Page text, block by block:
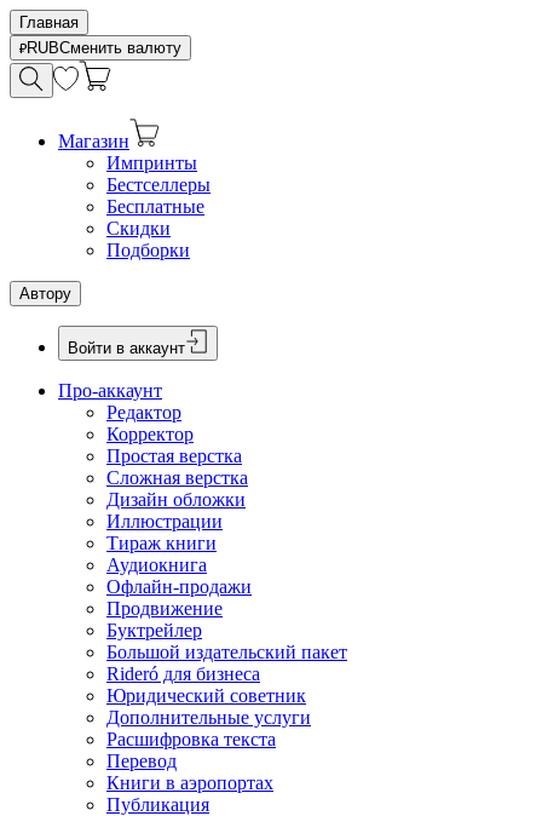
Главная
RUBСменить валюту
Магазин
Импринты
Бестселлеры
Бесплатные
Скидки
Подборки
Автору
Войти в аккаунт
Про-аккаунт
Редактор
Корректор
Простая верстка
Сложная верстка
Дизайн обложки
Иллюстрации
Тираж книги
Аудиокнига
Офлайн-продажи
Продвижение
Буктрейлер
Большой издательский пакет
Rideró для бизнеса
Юридический советник
Дополнительные услуги
Расшифровка текста
Перевод
Книги в аэропортах
Публикация